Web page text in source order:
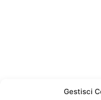
Gestisci